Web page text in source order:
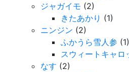
ジャガイモ (2)
きたあかり (1)
ニンジン (2)
ふかうら雪人参 (1)
スウィートキャロ
なす (2)